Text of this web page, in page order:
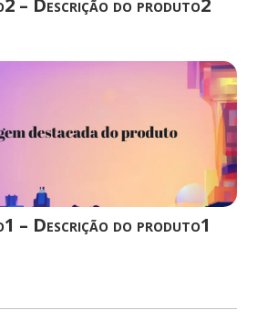
– Descrição do produto2
– Descrição do produto1